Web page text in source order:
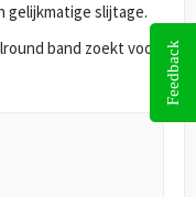
slijtage.
band zoekt voor
Feedback